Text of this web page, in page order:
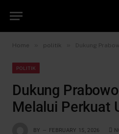
Home politik Dukung
POLITIK
Dukung
Melalui Perkuat
BY FEBRUARY 15, 2026